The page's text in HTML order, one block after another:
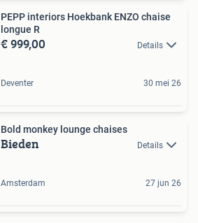
PEPP interiors Hoekbank ENZO chaise
longue R
€ 999,00 Details
Deventer 30 mei 26
Bold monkey lounge chaises
Bieden Details
Amsterdam 27 jun 26